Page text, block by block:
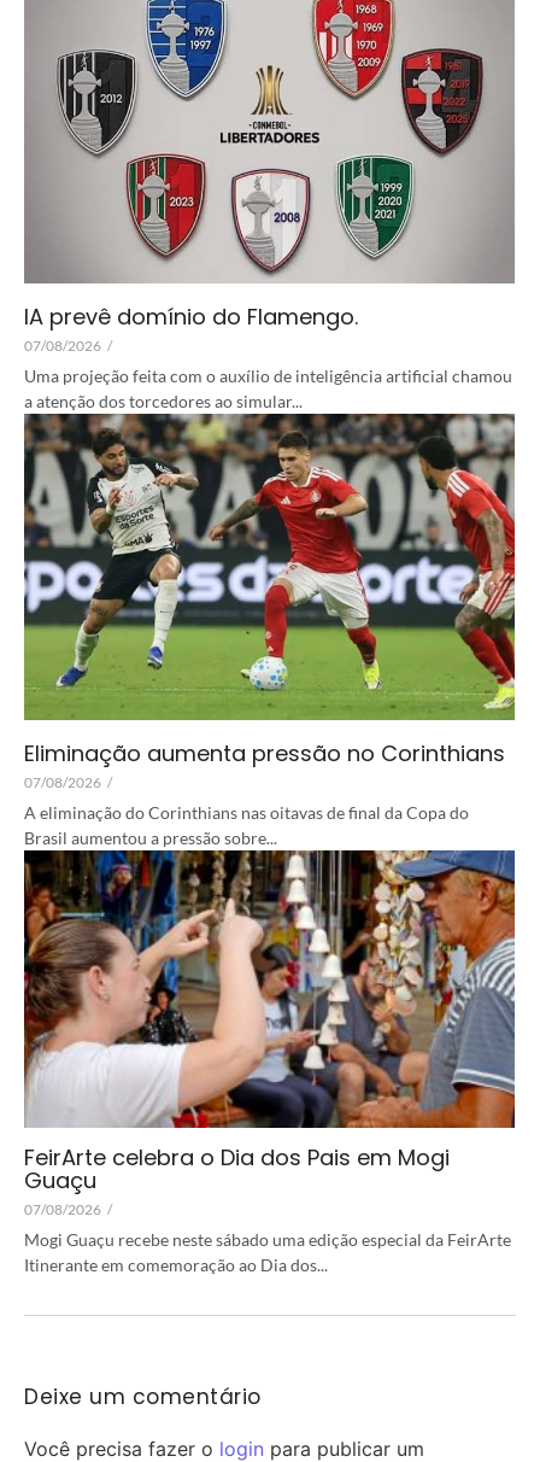
IA prevê domínio do Flamengo.
07/08/2026 /
Uma projeção feita com o auxílio de inteligência artificial chamou
a atenção dos torcedores ao simular...
Eliminação aumenta pressão no Corinthians
07/08/2026 /
A eliminação do Corinthians nas oitavas de final da Copa do
Brasil aumentou a pressão sobre...
FeirArte celebra o Dia dos Pais em Mogi
Guaçu
07/08/2026 /
Mogi Guaçu recebe neste sábado uma edição especial da FeirArte
Itinerante em comemoração ao Dia dos...
Deixe um comentário
Você precisa fazer o login para publicar um